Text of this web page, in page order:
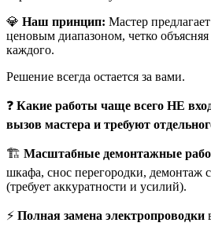
💎 Наш принцип: Мастер
ценовым диапазоном, четко
каждого.
Решение всегда остается за вами.
❓ Какие работы чаще всего НЕ
вызов мастера и требуют
🏗️ Масштабные демонтажные
шкафа, снос перегородки, демонтаж
(требует аккуратности и усилий).
⚡ Полная замена электропроводки